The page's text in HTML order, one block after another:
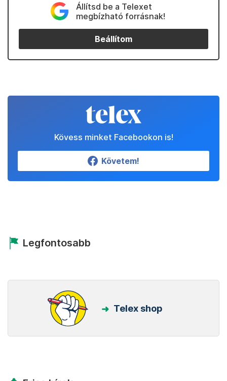
Állítsd be a Telexet
megbízható forrásnak!
Beállítom
Kövess minket Facebookon is!
Követem!
Legfontosabb
Telex shop